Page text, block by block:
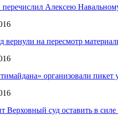
Алексею
вернули на пересмотр
организовали
Верховный суд оставить в